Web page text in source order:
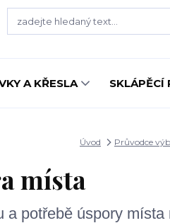
A KŘESLA SKLÁPĚCÍ
Úvod Průvodce
místa
a potřebě úspory místa